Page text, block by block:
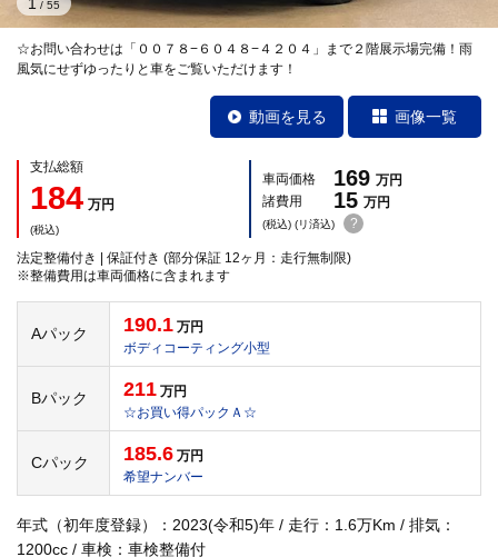
☆お問い合わせは「００７８−６０４８−４２０４」まで２階展示場完備！雨
風気にせずゆったりと車をご覧いただけます！
/ 55
動画を見る 画像一覧
支払総額
184 万円
(税込)
車両価格 169 万円
諸費用
15 万円
(税込) (リ済込) ?
法定整備付き | 保証付き (部分保証 12ヶ月：走行無制限)
※整備費用は車両価格に含まれます
Aパック 190.1 万円
ボディコーティング小型
Bパック 211 万円
☆お買い得パックＡ☆
Cパック 185.6 万円
希望ナンバー
年式（初年度登録）：2023(令和5)年 / 走行：1.6万Km / 排気：
1200cc / 車検：車検整備付